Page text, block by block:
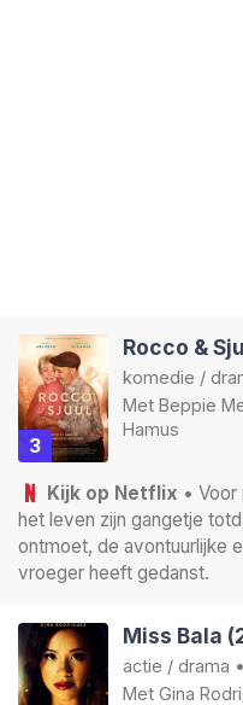
3
Rocco &
komedie /
Met Beppie
Hamus
Kijk op Netflix •
het leven zijn gangetje
ontmoet, de avontuurlijke
vroeger heeft gedanst.
Miss Bala
actie / drama •
Met Gina